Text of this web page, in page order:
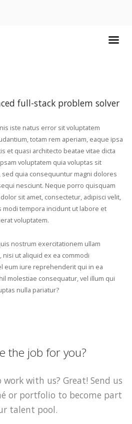
full-stack problem solver
iste natus error sit voluptatem
totam rem aperiam, eaque ipsa
et quasi architecto beatae vitae dicta
voluptatem quia voluptas sit
quia consequuntur magni dolores
nesciunt. Neque porro quisquam
sit amet, consectetur, adipisci velit,
modi tempora incidunt ut labore et
voluptatem.
nostrum exercitationem ullam
ut aliquid ex ea commodi
eum iure reprehenderit qui in ea
molestiae consequatur, vel illum qui
nulla pariatur?
the job for you?
with us? Great! Send us
or portfolio to become part
talent pool.